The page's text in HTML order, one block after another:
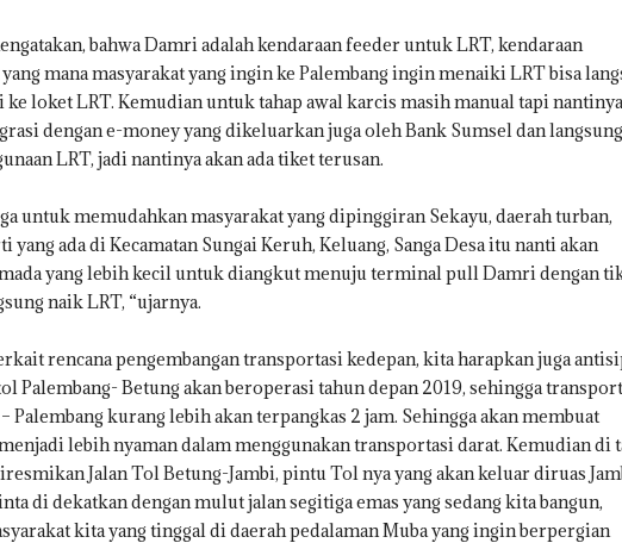
bahwa Damri adalah kendaraan feeder untuk LRT, kendaraan
mana masyarakat yang ingin ke Palembang ingin menaiki LRT bisa
loket LRT. Kemudian untuk tahap awal karcis masih manual tapi nantinya
dengan e-money yang dikeluarkan juga oleh Bank Sumsel dan langsung
LRT, jadi nantinya akan ada tiket terusan.
untuk memudahkan masyarakat yang dipinggiran Sekayu, daerah turban,
yang ada di Kecamatan Sungai Keruh, Keluang, Sanga Desa itu nanti akan
yang lebih kecil untuk diangkut menuju terminal pull Damri dengan
naik LRT, “ujarnya.
rencana pengembangan transportasi kedepan, kita harapkan juga
Palembang- Betung akan beroperasi tahun depan 2019, sehingga
Palembang kurang lebih akan terpangkas 2 jam. Sehingga akan membuat
lebih nyaman dalam menggunakan transportasi darat. Kemudian di
Jalan Tol Betung-Jambi, pintu Tol nya yang akan keluar diruas
di dekatkan dengan mulut jalan segitiga emas yang sedang kita bangun,
kita yang tinggal di daerah pedalaman Muba yang ingin berpergian